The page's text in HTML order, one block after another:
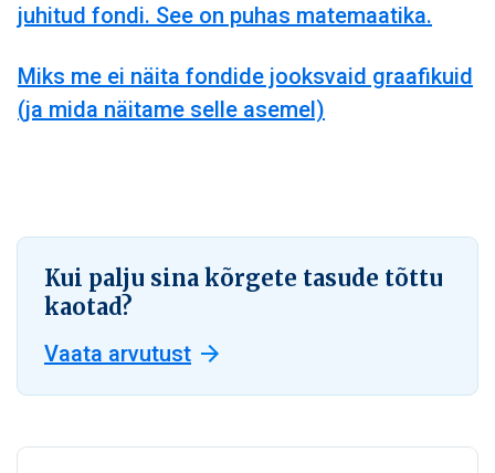
juhitud fondi. See on puhas matemaatika.
Miks me ei näita fondide jooksvaid graafikuid
(ja mida näitame selle asemel)
Kui palju sina kõrgete tasude tõttu
kaotad?
Vaata arvutust